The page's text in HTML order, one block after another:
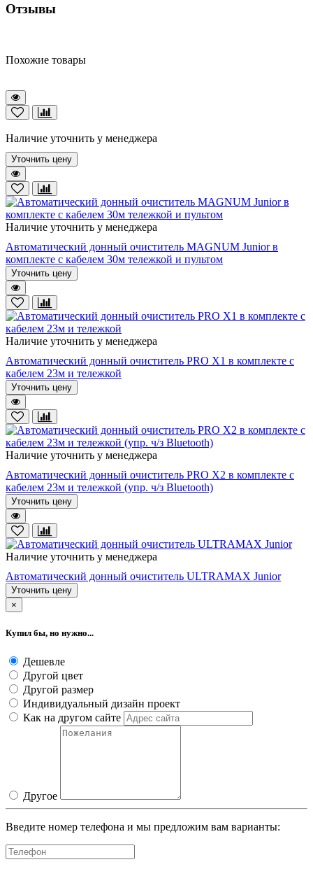
Отзывы
Похожие товары
Наличие уточнить у менеджера
Уточнить цену
Наличие уточнить у менеджера
Автоматический донный очиститель MAGNUM Junior в
комплекте с кабелем 30м тележкой и пультом
Уточнить цену
Наличие уточнить у менеджера
Автоматический донный очиститель PRO X1 в комплекте с
кабелем 23м и тележкой
Уточнить цену
Наличие уточнить у менеджера
Автоматический донный очиститель PRO X2 в комплекте с
кабелем 23м и тележкой (упр. ч/з Bluetooth)
Уточнить цену
Наличие уточнить у менеджера
Автоматический донный очиститель ULTRAMAX Junior
Уточнить цену
×
Купил бы, но нужно...
Дешевле
Другой цвет
Другой размер
Индивидуальный дизайн проект
Как на другом сайте
Другое
Введите номер телефона и мы предложим вам варианты: